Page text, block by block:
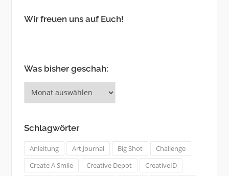
Wir freuen uns auf Euch!
Was bisher geschah:
bisher
Schlagwörter
Anleitung Art Journal Big Shot
Challenge
Create A Smile
Creative Depot
CreativeID